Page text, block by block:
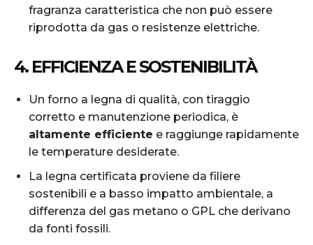
fragranza caratteristica che non può essere
riprodotta da gas o resistenze elettriche.
4. EFFICIENZA E SOSTENIBILITÀ
Un forno a legna di qualità, con tiraggio
corretto e manutenzione periodica, è
altamente efficiente e raggiunge rapidamente
le temperature desiderate.
La legna certificata proviene da filiere
sostenibili e a basso impatto ambientale, a
differenza del gas metano o GPL che derivano
da fonti fossili.